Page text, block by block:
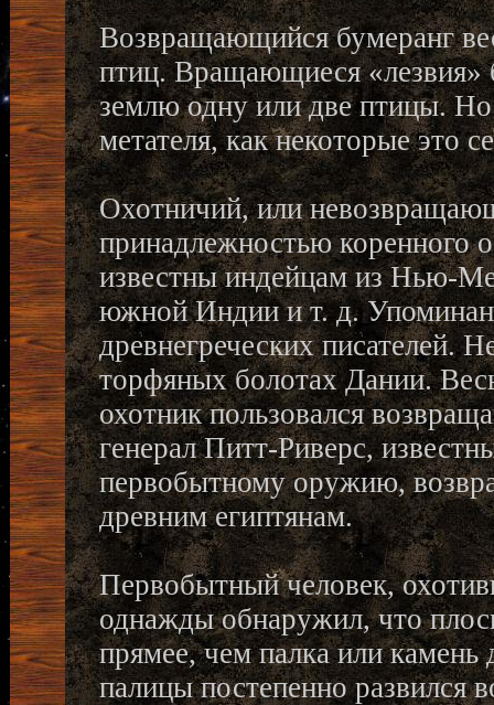
Возвращающийся бумеранг
птиц. Вращающиеся «лезвия»
землю одну или две птицы. Но
метателя, как некоторые это
Охотничий, или
принадлежностью коренного
известны индейцам из Нью-
южной Индии и т. д.
древнегреческих писателей.
торфяных болотах Дании.
охотник пользовался
генерал Питт-Риверс,
первобытному оружию,
древним египтянам.
Первобытный человек,
однажды обнаружил, что
прямее, чем палка или
палицы постепенно развился